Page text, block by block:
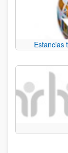
Estancias